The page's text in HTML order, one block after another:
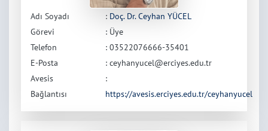
Adı Soyadı : Doç. Dr. Ceyhan YÜCEL
Görevi
: Üye
Telefon
: 03522076666-35401
E-Posta
: ceyhanyucel@erciyes.edu.tr
Avesis
Bağlantısı
:
https://avesis.erciyes.edu.tr/ceyhanyucel